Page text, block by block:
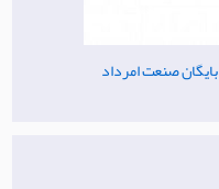
بایگان صنعت امرداد